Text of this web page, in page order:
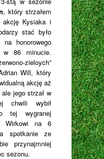
, który strzałem
akcję Kysiaka i
stać było
honorowego
w 86 minucie.
zieloych”
Will, który
akcję aż
jego strzał w
chwili wybił
tej wygranej
Wirkowi na 6
spotkanie ze
przynajmniej
sezonu.